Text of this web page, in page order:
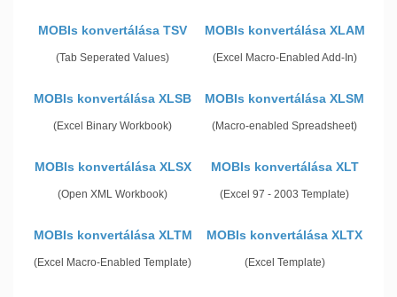
MOBIs konvertálása TSV
(Tab Seperated Values)
MOBIs konvertálása XLAM
(Excel Macro-Enabled Add-In)
MOBIs konvertálása XLSB
(Excel Binary Workbook)
MOBIs konvertálása XLSM
(Macro-enabled Spreadsheet)
MOBIs konvertálása XLSX
(Open XML Workbook)
MOBIs konvertálása XLT
(Excel 97 - 2003 Template)
MOBIs konvertálása XLTM
(Excel Macro-Enabled Template)
MOBIs konvertálása XLTX
(Excel Template)